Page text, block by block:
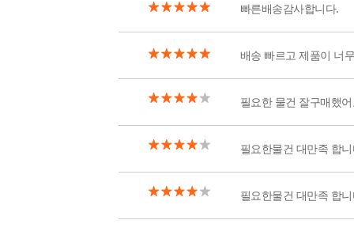
빠른배송감사합니다.
배송 빠르고 제품이 너
필요한 물건 잘구매했
필요한물건 대만족 합
필요한물건 대만족 합